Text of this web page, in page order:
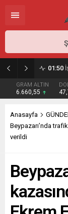
01:50
GRAM ALTIN
6.660,55
Anasayfa
Beypazarı’nda
verildi